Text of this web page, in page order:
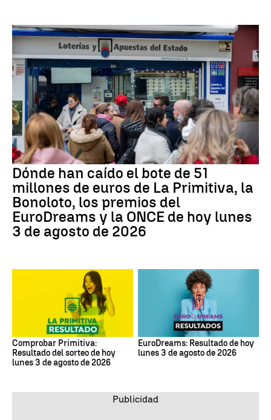
Dónde han caído el bote de 51
millones de euros de La Primitiva, la
Bonoloto, los premios del
EuroDreams y la ONCE de hoy lunes
3 de agosto de 2026
Comprobar Primitiva:
Resultado del sorteo de hoy
lunes 3 de agosto de 2026
EuroDreams: Resultado de hoy
lunes 3 de agosto de 2026